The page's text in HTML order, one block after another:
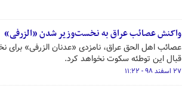
واکنش عصائب عراق به نخست‌وزیر شدن «الزرفی»
عصائب اهل الحق عراق، نامزدی «عدنان الزرفی»
قبال این توطئه سکوت نخواهد کرد.
۲۷ اسفند ۹۸ - ۱۱:۲۲